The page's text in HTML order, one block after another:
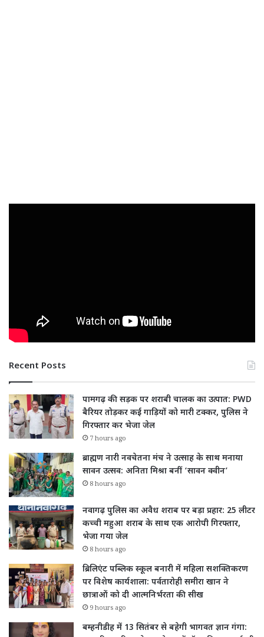
Recent Posts
पामगढ़ की सड़क पर शराबी चालक का उत्पात: PWD
बैरियर तोड़कर कई गाड़ियों को मारी टक्कर, पुलिस ने
गिरफ्तार कर भेजा जेल
7 hours ago
ब्राह्मण नारी नवचेतना मंच ने उत्साह के साथ मनाया
सावन उत्सव: अनिता मिश्रा बनीं ‘सावन क्वीन’
8 hours ago
नवागढ़ पुलिस का अवैध शराब पर बड़ा प्रहार: 25 लीटर
कच्ची महुआ शराब के साथ एक आरोपी गिरफ्तार,
भेजा गया जेल
8 hours ago
ब्रिलिएंट पब्लिक स्कूल बनारी में महिला सशक्तिकरण
पर विशेष कार्यशाला: पर्वतारोही समीरा खान ने
छात्राओं को दी आत्मनिर्भरता की सीख
9 hours ago
बम्हनीडीह में 13 सितंबर से बहेगी भागवत ज्ञान गंगा: